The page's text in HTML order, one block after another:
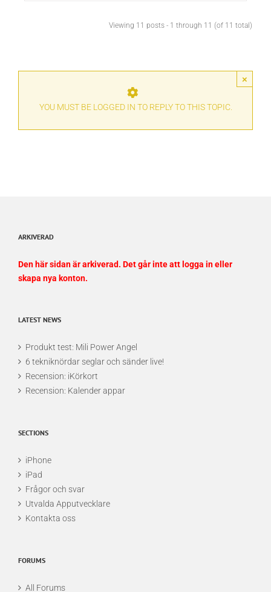
Viewing 11 posts - 1 through 11 (of 11 total)
×
YOU MUST BE LOGGED IN TO REPLY TO THIS TOPIC.
ARKIVERAD
Den här sidan är arkiverad. Det går inte att logga in eller
skapa nya konton.
LATEST NEWS
Produkt test: Mili Power Angel
6 tekniknördar seglar och sänder live!
Recension: iKörkort
Recension: Kalender appar
SECTIONS
iPhone
iPad
Frågor och svar
Utvalda Apputvecklare
Kontakta oss
FORUMS
All Forums